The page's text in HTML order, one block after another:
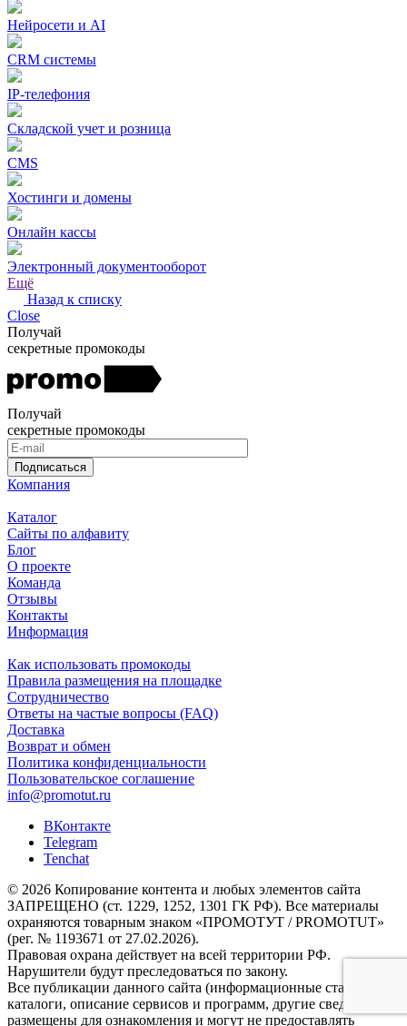
Нейросети и AI
CRM системы
IP-телефония
Складской учет и розница
CMS
Хостинги и домены
Онлайн кассы
Электронный документооборот
Ещё
Назад к списку
Close
Получай
секретные промокоды
Получай
секретные промокоды
Подписаться
Компания
Каталог
Сайты по алфавиту
Блог
О проекте
Команда
Отзывы
Контакты
Информация
Как использовать промокоды
Правила размещения на площадке
Сотрудничество
Ответы на частые вопросы (FAQ)
Доставка
Возврат и обмен
Политика конфиденциальности
Пользовательское соглашение
info@promotut.ru
ВКонтакте
Telegram
Tenchat
© 2026 Копирование контента и любых элементов сайта
ЗАПРЕЩЕНО (ст. 1229, 1252, 1301 ГК РФ). Все материалы
охраняются товарным знаком «ПРОМОТУТ / PROMOTUT»
(рег. № 1193671 от 27.02.2026).
Правовая охрана действует на всей территории РФ.
Нарушители будут преследоваться по закону.
Все публикации данного сайта (информационные статьи,
каталоги, описание сервисов и программ, другие сведения)
размещены для ознакомления и могут не предоставлять